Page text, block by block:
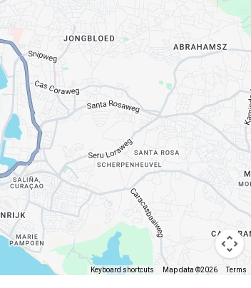
Keyboard shortcuts Map data ©2026 Terms